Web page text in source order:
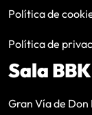
Política de
Política de
Sala BBK
Gran Vía de Don